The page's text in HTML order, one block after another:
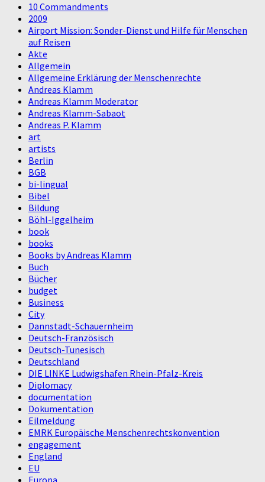
10 Commandments
2009
Airport Mission: Sonder-Dienst und Hilfe für Menschen
auf Reisen
Akte
Allgemein
Allgemeine Erklärung der Menschenrechte
Andreas Klamm
Andreas Klamm Moderator
Andreas Klamm-Sabaot
Andreas P. Klamm
art
artists
Berlin
BGB
bi-lingual
Bibel
Bildung
Böhl-Iggelheim
book
books
Books by Andreas Klamm
Buch
Bücher
budget
Business
City
Dannstadt-Schauernheim
Deutsch-Französisch
Deutsch-Tunesisch
Deutschland
DIE LINKE Ludwigshafen Rhein-Pfalz-Kreis
Diplomacy
documentation
Dokumentation
Eilmeldung
EMRK Europäische Menschenrechtskonvention
engagement
England
EU